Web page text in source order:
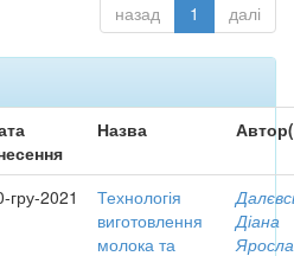
назад 1 далі
Назва
гру-2021
Технологія
виготовлення
молока та
Діана